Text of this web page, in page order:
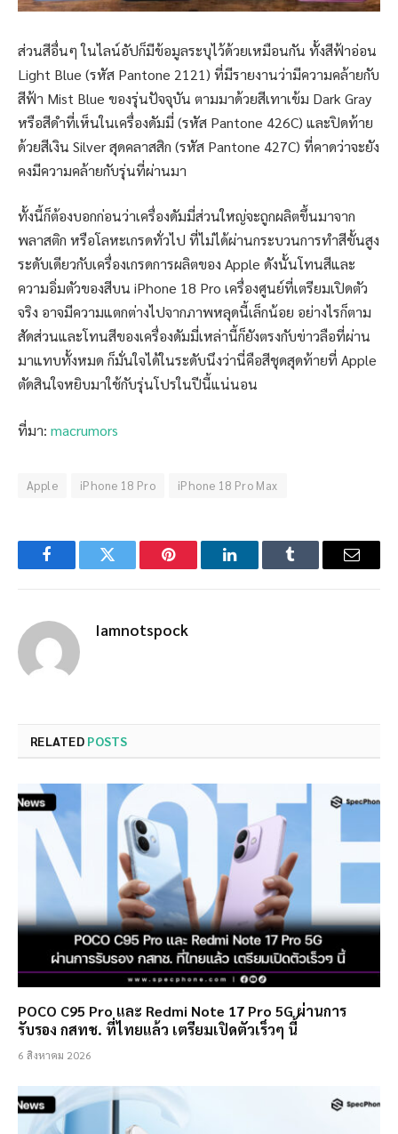
ส่วนสีอื่นๆ ในไลน์อัปก็มีข้อมูลระบุไว้ด้วยเหมือนกัน ทั้งสีฟ้าอ่อน
Light Blue (รหัส Pantone 2121) ที่มีรายงานว่ามีความคล้ายกับ
สีฟ้า Mist Blue ของรุ่นปัจจุบัน ตามมาด้วยสีเทาเข้ม Dark Gray
หรือสีดำที่เห็นในเครื่องดัมมี่ (รหัส Pantone 426C) และปิดท้าย
ด้วยสีเงิน Silver สุดคลาสสิก (รหัส Pantone 427C) ที่คาดว่าจะยัง
คงมีความคล้ายกับรุ่นที่ผ่านมา
ทั้งนี้ก็ต้องบอกก่อนว่าเครื่องดัมมี่ส่วนใหญ่จะถูกผลิตขึ้นมาจาก
พลาสติก หรือโลหะเกรดทั่วไป ที่ไม่ได้ผ่านกระบวนการทำสีขั้นสูง
ระดับเดียวกับเครื่องเกรดการผลิตของ Apple ดังนั้นโทนสีและ
ความอิ่มตัวของสีบน iPhone 18 Pro เครื่องศูนย์ที่เตรียมเปิดตัว
จริง อาจมีความแตกต่างไปจากภาพหลุดนี้เล็กน้อย อย่างไรก็ตาม
สัดส่วนและโทนสีของเครื่องดัมมี่เหล่านี้ก็ยังตรงกับข่าวลือที่ผ่าน
มาแทบทั้งหมด ก็มั่นใจได้ในระดับนึงว่านี่คือสีชุดสุดท้ายที่ Apple
ตัดสินใจหยิบมาใช้กับรุ่นโปรในปีนี้แน่นอน
ที่มา: macrumors
Apple iPhone 18 Pro iPhone 18 Pro Max
FacebookTwitter Pinterest LinkedInTumblr Email
Iamnotspock
RELATED POSTS
POCO C95 Pro และ Redmi Note 17 Pro 5G ผ่านการ
รับรอง กสทช. ที่ไทยแล้ว เตรียมเปิดตัวเร็วๆ นี้
6 สิงหาคม 2026